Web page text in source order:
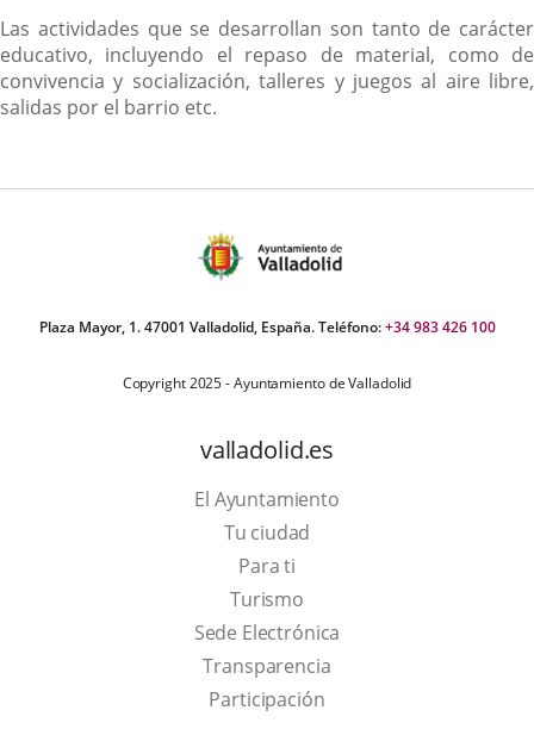
Las actividades que se desarrollan son tanto de carácter
educativo, incluyendo el repaso de material, como de
convivencia y socialización, talleres y juegos al aire libre,
salidas por el barrio etc.
Plaza Mayor, 1. 47001 Valladolid, España. Teléfono:+34 983 426 100
Copyright 2025 - Ayuntamiento de Valladolid
valladolid.es
El Ayuntamiento
Tu ciudad
Para ti
TurismoThis
link
will
open
Sede Electrónica
Transparencia
Participación